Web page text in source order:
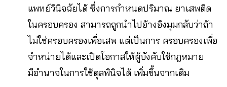
แพทย์วินิจฉัยได้ ซึ่งการกําหนดปริมาณ ยาเสพติด
ในครอบครอง สามารถถูกนําไปอ้างอิงมุมกลับว่าถ้า
ไม่ใช่ครอบครองเพื่อเสพ แต่เป็นการ ครอบครองเพื่อ
จําหน่ายได้และเปิดโอกาสให้ผู้บังคับใช้กฎหมาย
มีอํานาจในการใช้ดุลพินิจได้ เพิ่มขึ้นจากเดิม